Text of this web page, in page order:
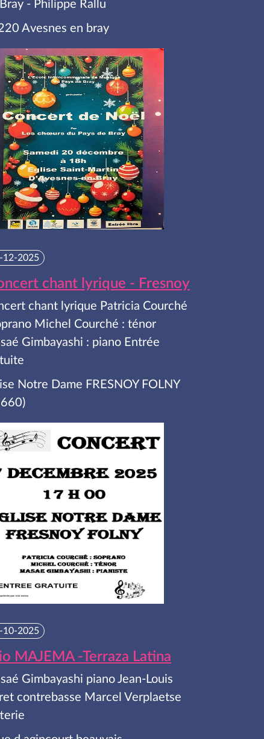
- Philippe Rallu
Avesnes en bray
12-2025
chant lyrique - Fresnoy
chant lyrique Patricia Courché
Michel Courché : ténor
Gimbayashi : piano Entrée
Notre Dame FRESNOY FOLNY
10-2025
MAJEMA -Terraza Latina
Gimbayashi piano Jean-Louis
contrebasse Marcel Verplaetse